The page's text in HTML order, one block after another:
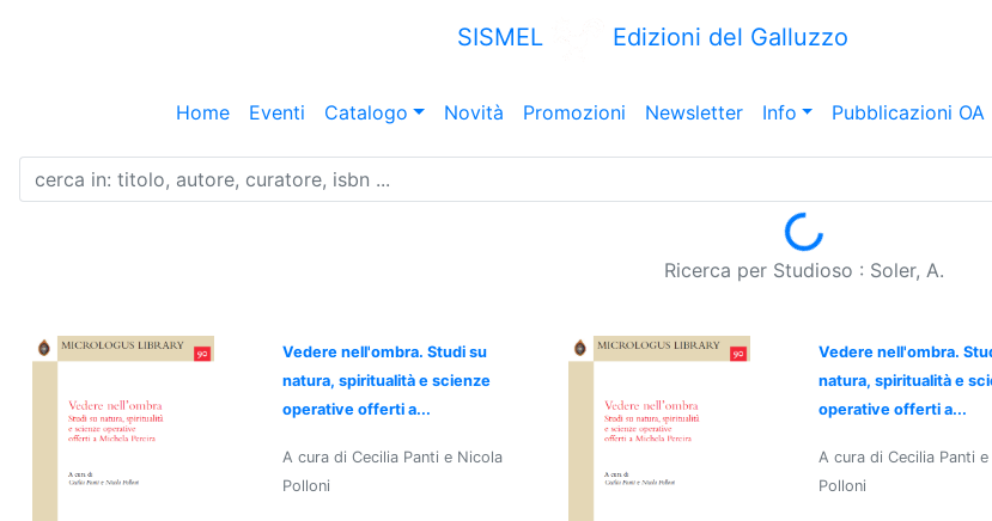
SISMEL Edizioni del Galluzzo
Home Eventi Catalogo Novità Promozioni Newsletter Info Pubblicazioni OA
Loading...
Ricerca per Studioso : Soler, A.
Vedere nell'ombra. Studi su
natura, spiritualità e scienze
operative offerti a...
A cura di Cecilia Panti e Nicola
Polloni
Vedere nell'ombra.
natura, spiritualità e
operative offerti a...
A cura di Cecilia Panti
Polloni